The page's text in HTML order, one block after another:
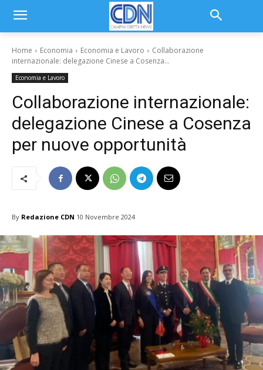
Home Economia Economia e Lavoro
Collaborazione
internazionale: delegazione Cinese a Cosenza...
Economia e Lavoro
Collaborazione internazionale:
delegazione Cinese a Cosenza
per nuove opportunità
By Redazione CDN 10 Novembre 2024